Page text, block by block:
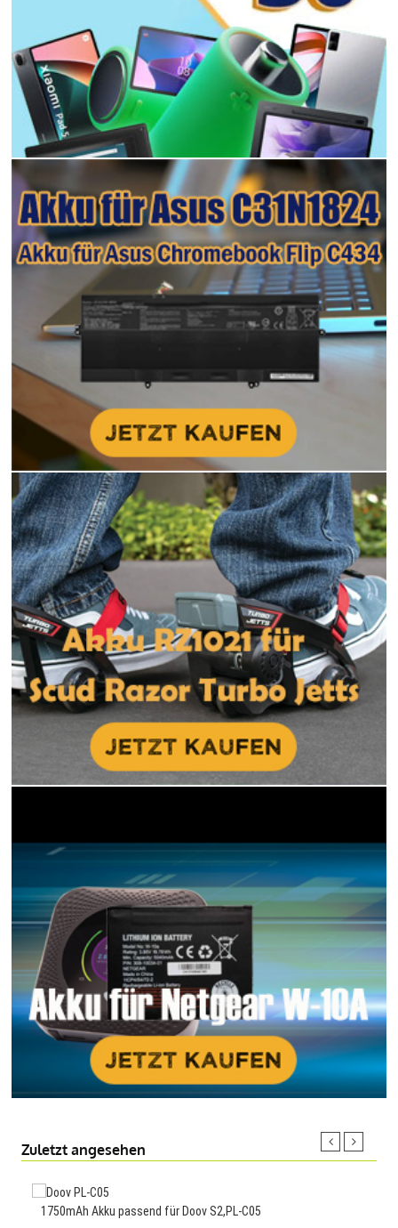
Zuletzt angesehen
1750mAh Akku passend für Doov S2,PL-C05